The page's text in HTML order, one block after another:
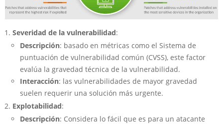
Severidad de la vulnerabilidad:
Descripción: basado en métricas como el Sistema de
puntuación de vulnerabilidad común (CVSS), este factor
evalúa la gravedad técnica de la vulnerabilidad.
Interacción: las vulnerabilidades de mayor gravedad
suelen requerir una solución más urgente.
Explotabilidad:
Descripción: Considera lo fácil que es para un atacante